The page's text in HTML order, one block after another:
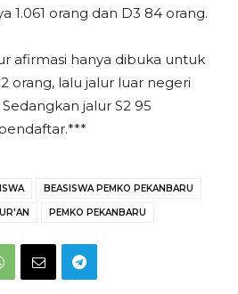
1.061 orang dan D3 84 orang.
afirmasi hanya dibuka untuk
orang, lalu jalur luar negeri
jalur S2 95
BEASISWA PEMKO PEKANBARU
PEMKO PEKANBARU